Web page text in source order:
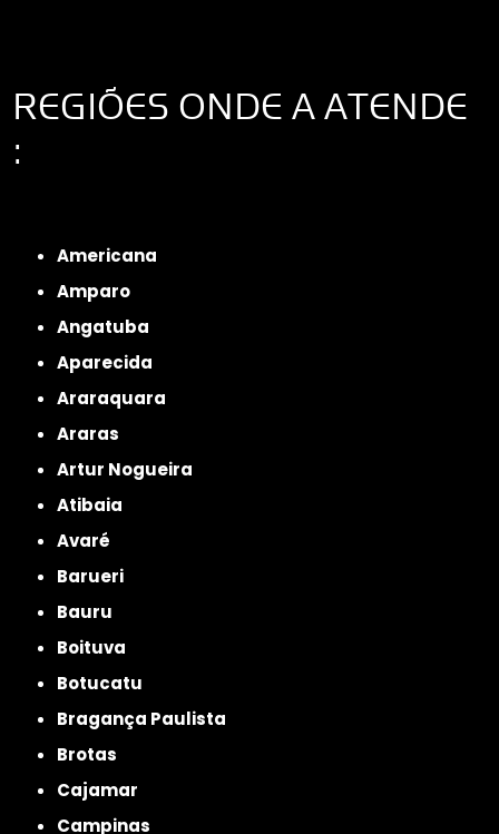
REGIÕES ONDE A ATENDE
:
Americana
Amparo
Angatuba
Aparecida
Araraquara
Araras
Artur Nogueira
Atibaia
Avaré
Barueri
Bauru
Boituva
Botucatu
Bragança Paulista
Brotas
Cajamar
Campinas